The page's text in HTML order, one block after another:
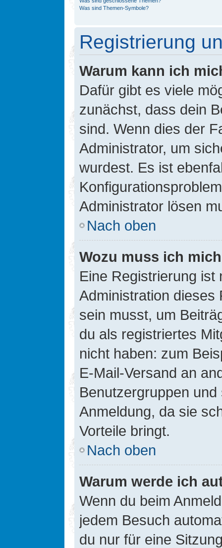
Was sind Themen-Symbole?
Registrierung
Warum kann ich
Dafür gibt es viele
zunächst, dass dein
sind. Wenn dies der
Administrator, um
wurdest. Es ist
Administrator lösen
Nach oben
Wozu muss ich
Eine Registrierung ist
Administration dieses
sein musst, um
du als registriertes
nicht haben: zum
E-Mail-Versand an
Benutzergruppen
Anmeldung, da sie
Vorteile bringt.
Nach oben
Warum werde ich
Wenn du beim
jedem Besuch
du nur für eine